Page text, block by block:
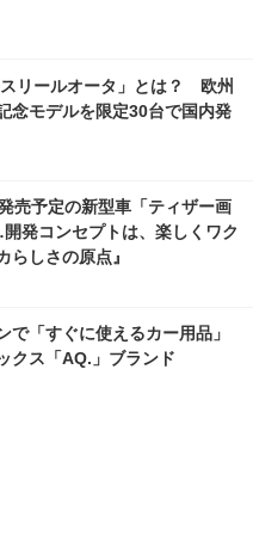
リールオータ」とは？ 欧州
モデルを限定30台で国内発
売予定の新型車「ティザー画
発コンセプトは、楽しくワク
らしさの原点』
で「すぐに使えるカー用品」
クス「AQ.」ブランド